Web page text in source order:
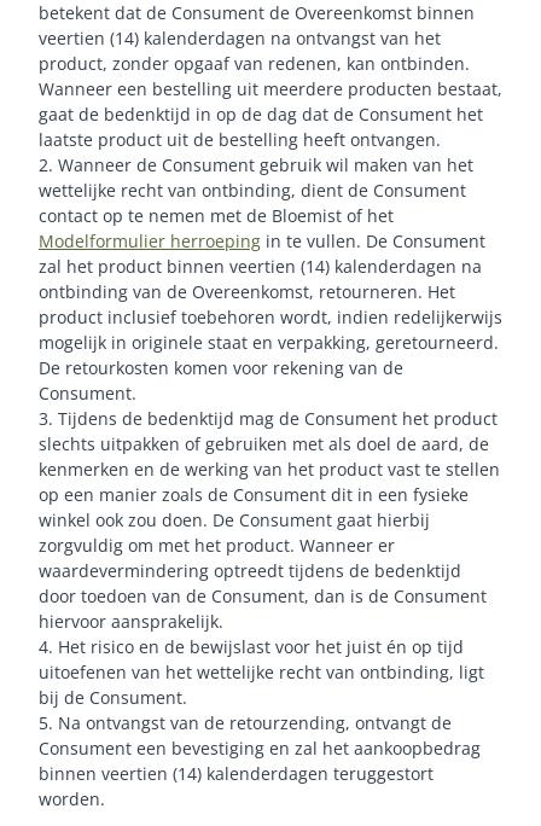
betekent dat de Consument de Overeenkomst binnen
veertien (14) kalenderdagen na ontvangst van het
product, zonder opgaaf van redenen, kan ontbinden.
Wanneer een bestelling uit meerdere producten bestaat,
gaat de bedenktijd in op de dag dat de Consument het
laatste product uit de bestelling heeft ontvangen.
2. Wanneer de Consument gebruik wil maken van het
wettelijke recht van ontbinding, dient de Consument
contact op te nemen met de Bloemist of het
Modelformulier herroeping in te vullen. De Consument
zal het product binnen veertien (14) kalenderdagen na
ontbinding van de Overeenkomst, retourneren. Het
product inclusief toebehoren wordt, indien redelijkerwijs
mogelijk in originele staat en verpakking, geretourneerd.
De retourkosten komen voor rekening van de
Consument.
3. Tijdens de bedenktijd mag de Consument het product
slechts uitpakken of gebruiken met als doel de aard, de
kenmerken en de werking van het product vast te stellen
op een manier zoals de Consument dit in een fysieke
winkel ook zou doen. De Consument gaat hierbij
zorgvuldig om met het product. Wanneer er
waardevermindering optreedt tijdens de bedenktijd
door toedoen van de Consument, dan is de Consument
hiervoor aansprakelijk.
4. Het risico en de bewijslast voor het juist én op tijd
uitoefenen van het wettelijke recht van ontbinding, ligt
bij de Consument.
5. Na ontvangst van de retourzending, ontvangt de
Consument een bevestiging en zal het aankoopbedrag
binnen veertien (14) kalenderdagen teruggestort
worden.